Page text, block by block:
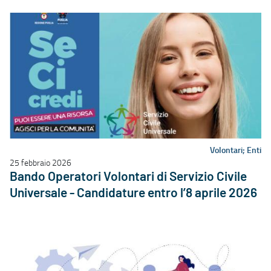
Volontari; Enti
25 febbraio 2026
Bando Operatori Volontari di Servizio Civile
Universale - Candidature entro l’8 aprile 2026